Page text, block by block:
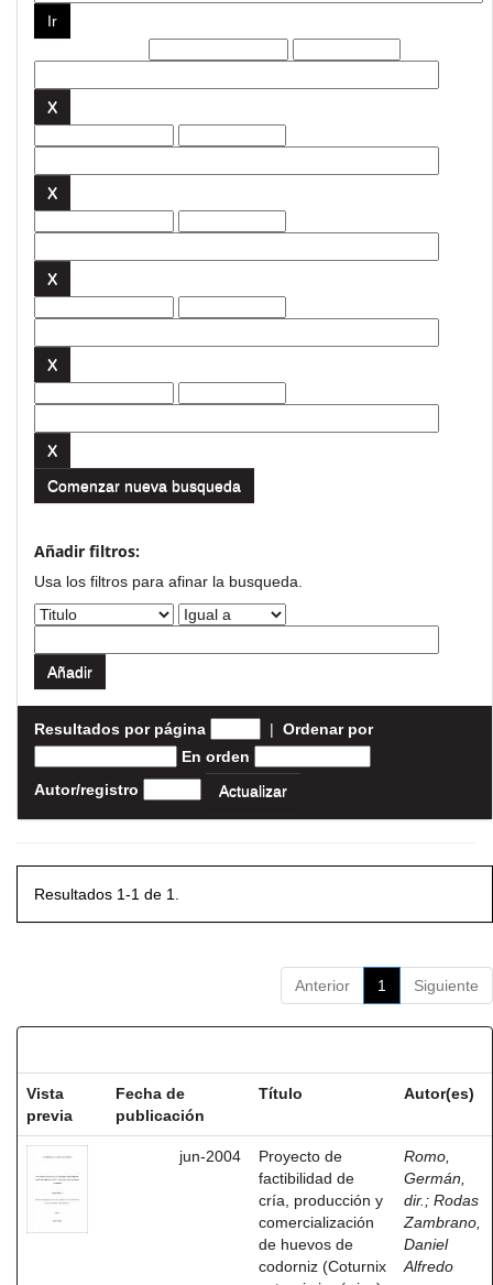
Comenzar nueva busqueda
Añadir filtros:
Usa los filtros para afinar la busqueda.
Resultados por página | Ordenar por
En orden
Autor/registro
Resultados 1-1 de 1.
Anterior 1 Siguiente
Vista
previa
Fecha de
publicación
Título Autor(es)
jun-2004
Proyecto de
factibilidad de
cría, producción y
comercialización
de huevos de
codorniz (Coturnix
Romo,
Germán,
dir. ; Rodas
Zambrano,
Daniel
Alfredo